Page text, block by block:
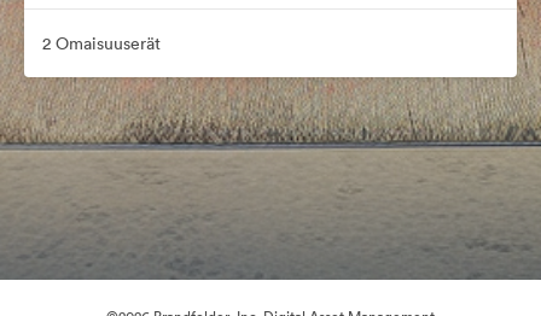
2 Omaisuuserät